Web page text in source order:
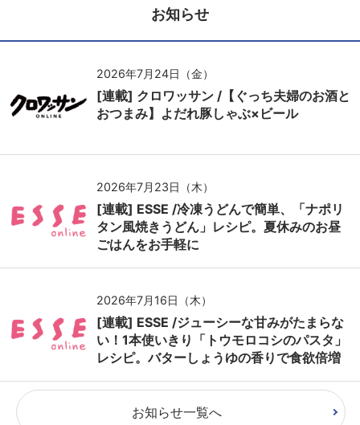
お知らせ
2026年7月24日（金）
[連載] クロワッサン /【ぐっち夫婦のお酒と
おつまみ】よだれ豚しゃぶ×ビール
2026年7月23日（木）
[連載] ESSE /冷凍うどんで簡単、「ナポリ
タン風焼きうどん」レシピ。夏休みのお昼
ごはんをお手軽に
2026年7月16日（木）
[連載] ESSE /ジューシーな甘みがたまらな
い！1本使いきり「トウモロコシのパスタ」
レシピ。バターしょうゆの香りで食欲倍増
お知らせ一覧へ